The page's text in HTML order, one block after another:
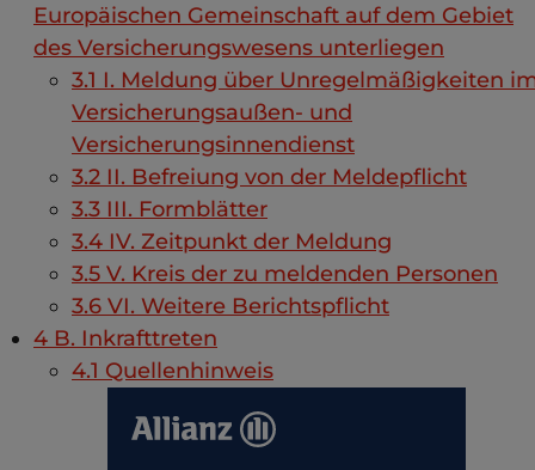
Europäischen Gemeinschaft auf dem Gebiet
des Versicherungswesens unterliegen
3.1 I. Meldung über Unregelmäßigkeiten
Versicherungsaußen- und
Versicherungsinnendienst
3.2 II. Befreiung von der Meldepflicht
3.3 III. Formblätter
3.4 IV. Zeitpunkt der Meldung
3.5 V. Kreis der zu meldenden Personen
3.6 VI. Weitere Berichtspflicht
4 B. Inkrafttreten
4.1 Quellenhinweis